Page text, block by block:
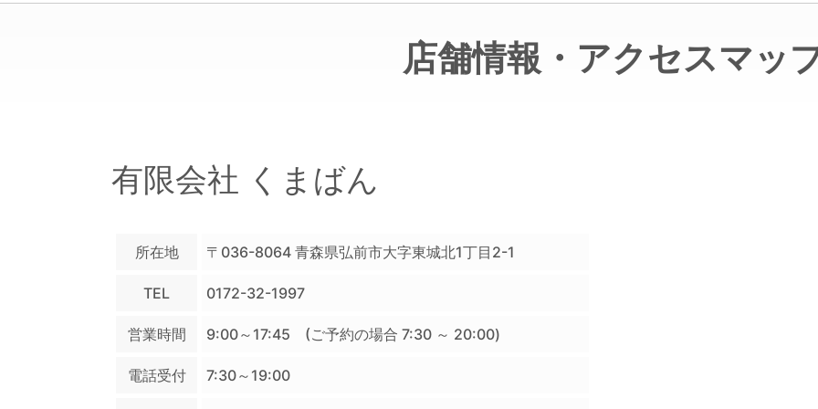
店舗情報・ アクセスマッ
有限会社 くまばん
所在地 〒036-8064 青森県弘前市大字東城北1丁目2-1
TEL 0172-32-1997
営業時間 9:00～17:45 (ご予約の場合 7:30 ～ 20:00)
電話受付 7:30～19:00